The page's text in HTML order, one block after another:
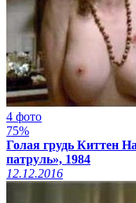
4 фото
75%
Голая грудь Киттен
патруль», 1984
12.12.2016